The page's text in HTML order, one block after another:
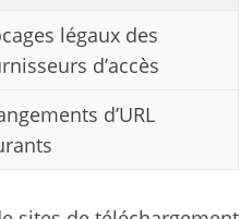
légaux des
d’accès
d’URL